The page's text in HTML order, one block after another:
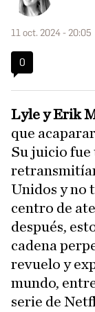
11 oct. 2024 - 20:05
0
Lyle y Erik
que
Su juicio fue
Unidos y no
centro de
después,
cadena
revuelo y
mundo,
serie de